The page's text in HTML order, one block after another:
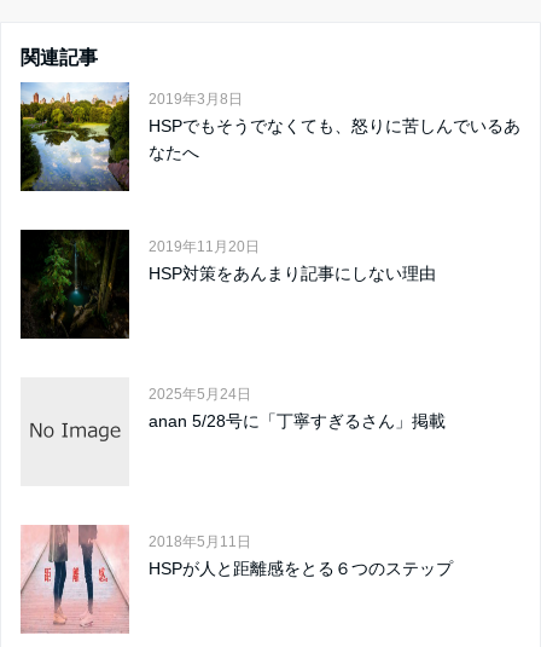
関連記事
2019年3月8日
HSPでもそうでなくても、怒りに苦しんでいるあ
なたへ
2019年11月20日
HSP対策をあんまり記事にしない理由
2025年5月24日
anan 5/28号に「丁寧すぎるさん」掲載
2018年5月11日
HSPが人と距離感をとる６つのステップ